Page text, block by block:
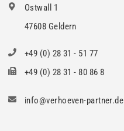
Ostwall 1
47608 Geldern
+49 (0) 28 31 - 51 77
+49 (0) 28 31 - 80 86 8
info@verhoeven-partner.de